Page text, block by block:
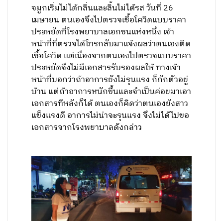
จมูกเริ่มไม่ได้กลิ่นและลิ้นไม่ได้รส วันที่ 26
เมษายน ตนเองจึงไปตรวจเชื้อโควิดแบบราคา
ประหยัดที่โรงพยาบาลเอกชนแห่งหนึ่ง เจ้า
หน้าที่ที่ตรวจได้โทรกลับมาแจ้งผลว่าตนเองติด
เชื้อโควิด แต่เนื่องจากตนเองไปตรวจแบบราคา
ประหยัดจึงไม่มีเอกสารรับรองผลให้ ทางเจ้า
หน้าที่บอกว่าถ้าอาการยังไม่รุนแรง ก็กักตัวอยู่
บ้าน แต่ถ้าอาการหนักขึ้นและจำเป็นค่อยมาเอา
เอกสารทีหลังก็ได้ ตนเองก็คิดว่าตนเองยังสาว
แข็งแรงดี อาการไม่น่าจะรุนแรง จึงไม่ได้ไปขอ
เอกสารจากโรงพยาบาลดังกล่าว